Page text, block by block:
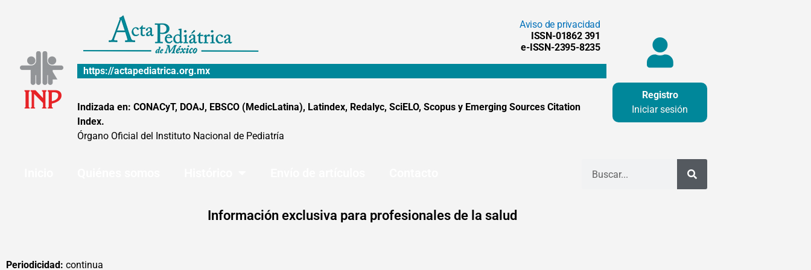
Aviso de privacidad
ISSN-01862 391
e-ISSN-2395-8235
https://actapediatrica.org.mx
Indizada en: CONACyT, DOAJ, EBSCO (MedicLatina), Latindex, Redalyc, SciELO, Scopus y Emerging Sources Citation
Index.
Órgano Oficial del Instituto Nacional de Pediatría
Registro
Iniciar sesión
Información exclusiva para profesionales de la salud
Periodicidad: continua